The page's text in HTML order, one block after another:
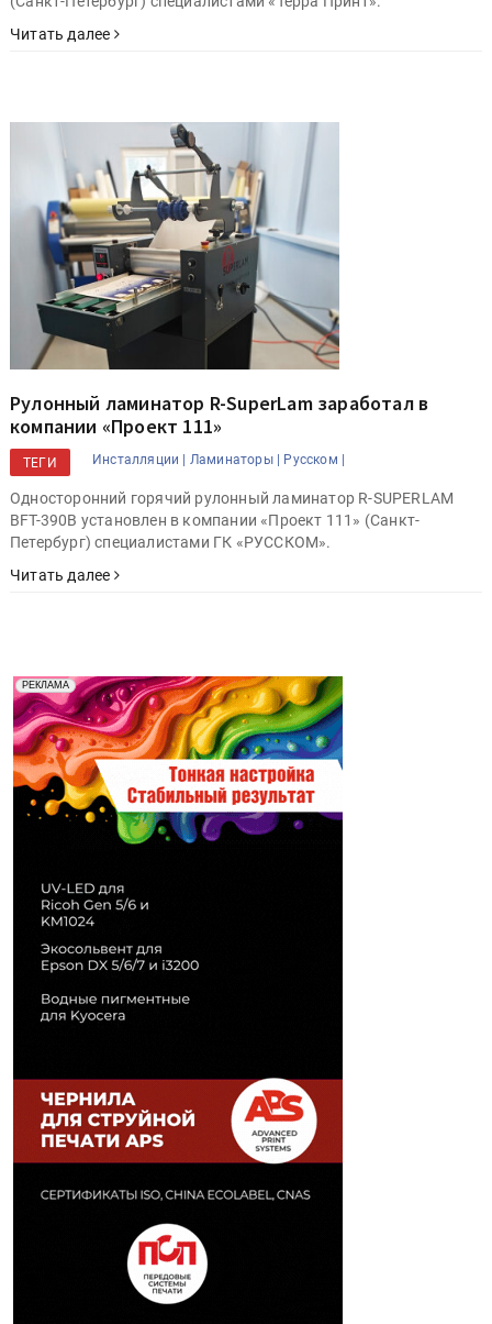
Читать далее
Рулонный ламинатор R-SuperLam заработал в
компании «Проект 111»
ТЕГИ Инсталляции | Ламинаторы | Русском |
Односторонний горячий рулонный ламинатор R-SUPERLAM
BFT-390B установлен в компании «Проект 111» (Санкт-
Петербург) специалистами ГК «РУССКОМ».
Читать далее
РЕКЛАМА
Реклама. Рекламодатель ООО "Передовые Системы
Печати" erid: 2SDnjd2d4Qz